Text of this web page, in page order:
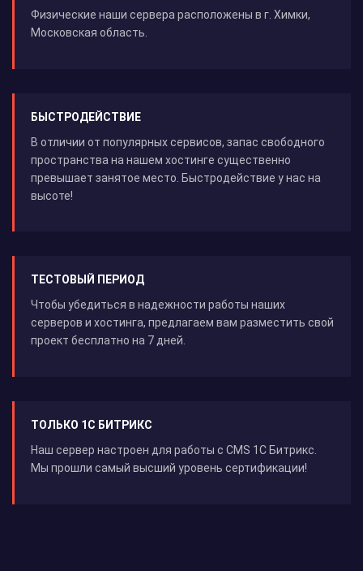
Физические наши сервера расположены в г. Химки,
Московская область.
БЫСТРОДЕЙСТВИЕ
В отличии от популярных сервисов, запас свободного
пространства на нашем хостинге существенно
превышает занятое место. Быстродействие у нас на
высоте!
ТЕСТОВЫЙ ПЕРИОД
Чтобы убедиться в надежности работы наших
серверов и хостинга, предлагаем вам разместить свой
проект бесплатно на 7 дней.
ТОЛЬКО 1С БИТРИКС
Наш сервер настроен для работы с CMS 1С Битрикс.
Мы прошли самый высший уровень сертификации!